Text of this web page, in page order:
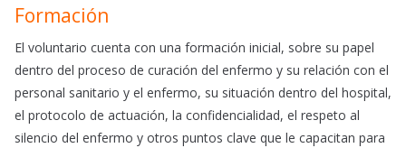
Formación
El voluntario cuenta con una formación inicial, sobre su papel
dentro del proceso de curación del enfermo y su relación con el
personal sanitario y el enfermo, su situación dentro del hospital,
el protocolo de actuación, la confidencialidad, el respeto al
silencio del enfermo y otros puntos clave que le capacitan para